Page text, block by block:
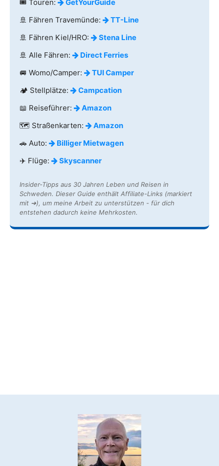
🎟️ Touren:
GetYourGuide
🚢 Fähren Travemünde:
TT-Line
🚢 Fähren Kiel/HRO:
Stena Line
🚢 Alle Fähren:
Direct Ferries
🚐 Womo/Camper:
TUI Camper
🏕️ Stellplätze:
Campcation
📖 Reiseführer:
Amazon
🗺️ Straßenkarten:
Amazon
🚗 Auto:
Billiger Mietwagen
✈️ Flüge:
Skyscanner
Insider-Tipps aus 30 Jahren Leben und Reisen in
Schweden. Dieser Guide enthält Affiliate-Links (markiert
mit ➔), um meine Arbeit zu unterstützen - für dich
entstehen dadurch keine Mehrkosten.